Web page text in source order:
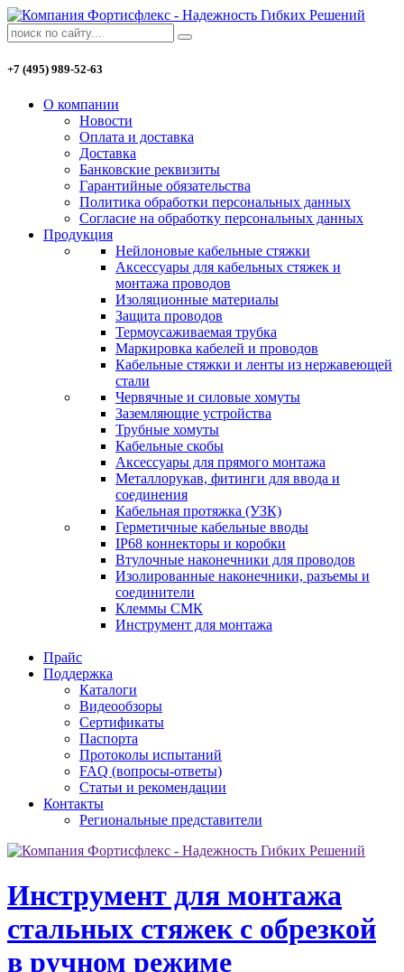
+7 (495) 989-52-63
О компании
Новости
Оплата и доставка
Доставка
Банковские реквизиты
Гарантийные обязательства
Политика обработки персональных данных
Согласие на обработку персональных данных
Продукция
Нейлоновые кабельные стяжки
Аксессуары для кабельных стяжек и
монтажа проводов
Изоляционные материалы
Защита проводов
Термоусаживаемая трубка
Маркировка кабелей и проводов
Кабельные стяжки и ленты из нержавеющей
стали
Червячные и силовые хомуты
Заземляющие устройства
Трубные хомуты
Кабельные скобы
Аксессуары для прямого монтажа
Металлорукав, фитинги для ввода и
соединения
Кабельная протяжка (УЗК)
Герметичные кабельные вводы
IP68 коннекторы и коробки
Втулочные наконечники для проводов
Изолированные наконечники, разъемы и
соединители
Клеммы СМК
Инструмент для монтажа
Прайс
Поддержка
Каталоги
Видеообзоры
Сертификаты
Паспорта
Протоколы испытаний
FAQ (вопросы-ответы)
Статьи и рекомендации
Контакты
Региональные представители
Инструмент для монтажа
стальных стяжек с обрезкой
в ручном режиме